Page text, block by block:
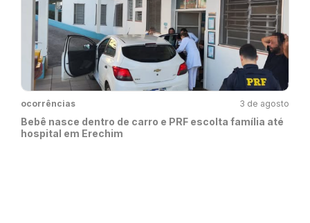
ocorrências 3 de agosto
Bebê nasce dentro de carro e PRF escolta família até
hospital em Erechim